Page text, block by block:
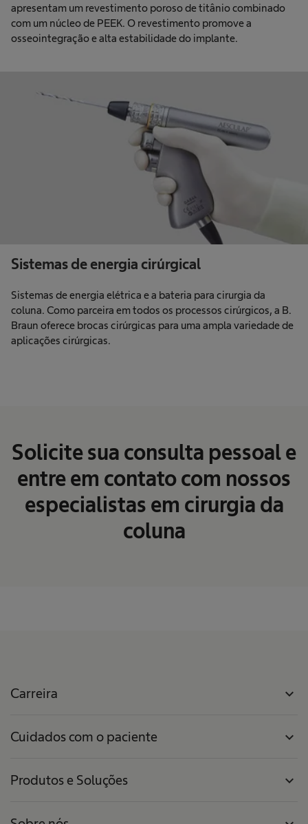
apresentam um revestimento poroso de titânio combinado
com um núcleo de PEEK. O revestimento promove a
osseointegração e alta estabilidade do implante.
Sistemas de energia cirúrgical
Sistemas de energia elétrica e a bateria para cirurgia da
coluna. Como parceira em todos os processos cirúrgicos, a B.
Braun oferece brocas cirúrgicas para uma ampla variedade de
aplicações cirúrgicas.
Solicite sua consulta pessoal e
entre em contato com nossos
especialistas em cirurgia da
coluna
Carreira expand_more
Cuidados com o paciente expand_more
Produtos e Soluções expand_more